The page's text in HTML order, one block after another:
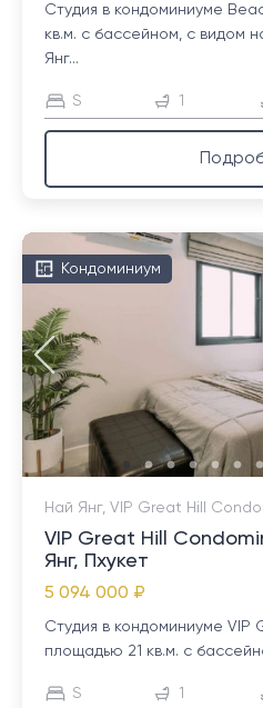
Студия в кондоминиуме
кв.м. с бассейном, с видом
Янг...
S 1
Кондоминиум
Най Янг, VIP Great Hill
VIP Great Hill
Янг, Пхукет
5 094 000 ₽
Студия в кондоминиуме VIP
площадью 21 кв.м. с
S 1